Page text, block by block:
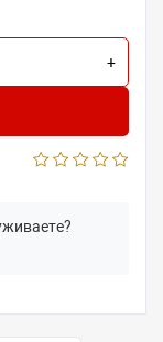
+